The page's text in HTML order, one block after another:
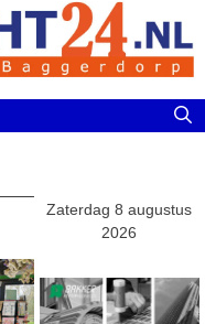
Zaterdag 8 augustus
2026